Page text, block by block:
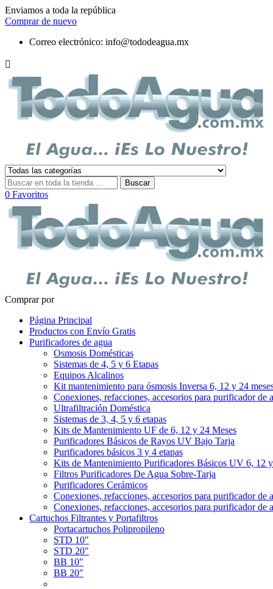
Enviamos a toda la república
Comprar de nuevo
Correo electrónico: info@tododeagua.mx

Buscar
0 Favoritos
Comprar por
Página Principal
Productos con Envío Gratis
Purificadores de agua
Osmosis Domésticas
Sistemas de 4, 5 y 6 Etapas
Equipos Alcalinos
Kit mantenimiento para ósmosis Inversa 6, 12 y 24
Conexiones, refacciones, accesorios para purificador de
Ultrafiltración Doméstica
Sistemas de 3, 4, 5 y 6 etapas
Kits de Mantenimiento UF de 6, 12 y 24 Meses
Purificadores Básicos de Rayos UV Bajo Tarja
Purificadores básicos 3 y 4 etapas
Kits de Mantenimiento Purificadores Básicos UV 6, 12
Filtros Purificadores De Agua Sobre-Tarja
Purificadores Cerámicos
Conexiones, refacciones, accesorios para purificador de
Conexiones, refacciones, accesorios para purificador de
Cartuchos Filtrantes y Portafiltros
Portacartuchos Polipropileno
STD 10"
STD 20"
BB 10"
BB 20"